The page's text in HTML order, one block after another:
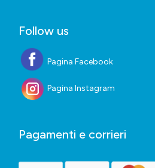
Follow us
Pagina Facebook
Pagina Instagram
Pagamenti e corrieri